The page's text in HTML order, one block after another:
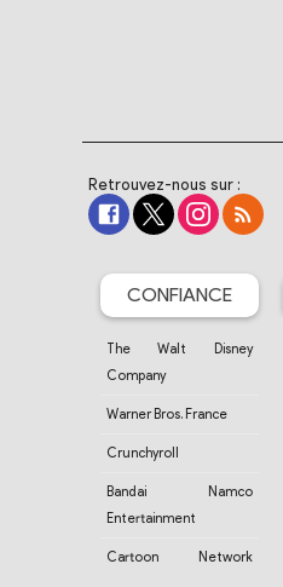
Retrouvez-nous sur :
CONFIANCE
The Walt Disney
Company
Warner Bros. France
Crunchyroll
Bandai Namco
Entertainment
Cartoon Network